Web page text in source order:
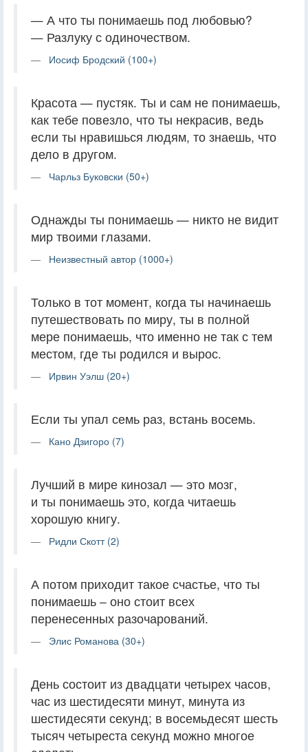
— А что ты понимаешь под любовью?
— Разлуку с одиночеством.
Иосиф Бродский (100+)
Красота — пустяк. Ты и сам не понимаешь,
как тебе повезло, что ты некрасив, ведь
если ты нравишься людям, то знаешь, что
дело в другом.
Чарльз Буковски (50+)
Однажды ты понимаешь — никто не видит
мир твоими глазами.
Неизвестный автор (1000+)
Только в тот момент, когда ты начинаешь
путешествовать по миру, ты в полной
мере понимаешь, что именно не так с тем
местом, где ты родился и вырос.
Ирвин Уэлш (20+)
Если ты упал семь раз, встань восемь.
Кано Дзигоро (7)
Лучший в мире кинозал — это мозг,
и ты понимаешь это, когда читаешь
хорошую книгу.
Ридли Скотт (2)
А потом приходит такое счастье, что ты
понимаешь – оно стоит всех
перенесенных разочарований.
Элис Романова (30+)
День состоит из двадцати четырех часов,
час из шестидесяти минут, минута из
шестидесяти секунд; в восемьдесят шесть
тысяч четыреста секунд можно многое